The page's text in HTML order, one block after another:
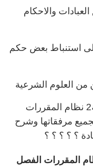
والاحكام
استنباط بعض حكم
كيف تحصل على مادة الفقة2 نظام المقررات
مرفقاتها وشرح
؟ ؟ ؟ ؟ ؟
على مادة الفقة 2 نظام المقررات الفصل